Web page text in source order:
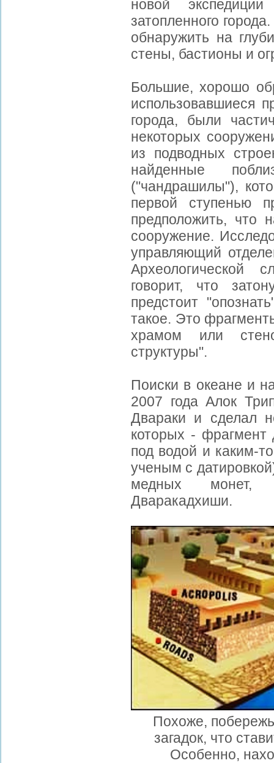
новой
затопленного
обнаружить на
стены, бастионы и
Большие, хорошо
использовавшиеся
города, были
некоторых
из подводных
найденные
("чандрашилы"),
первой ступенью
предположить, что
сооружение.
управляющий
Археологической
говорит, что
предстоит
такое. Это
храмом или
структуры".
Поиски в океане и
2007 года Алок
Двараки и сделал
которых - фрагмент
под водой и каким-
ученым с
медных монет,
Дваракадхиши.
Похоже,
загадок, что
Особенно,